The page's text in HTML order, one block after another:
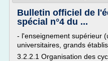
Bulletin officiel de
spécial n°4 du ...
- l'enseignement supérieur
universitaires, grands
3.2.2.1 Organisation des